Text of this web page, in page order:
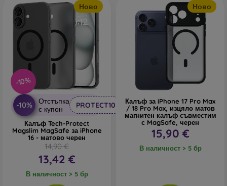
-10%
Ново
-10%
Отстъпка
с купон
PROTECT10
Калъф Tech-Protect
Magslim MagSafe за iPhone
16 - матово черен
14,90 €
13,42 €
В наличност > 5 бр
Ново
Калъф за iPhone 17 Pro Max
/ 18 Pro Max, изцяло матов
магнитен калъф съвместим
с MagSafe, черен
15,90 €
В наличност > 5 бр